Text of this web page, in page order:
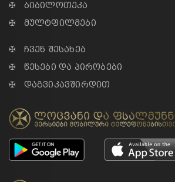
✠ ბიბილოთეკა
✠ მულტფილმები
✠ ჩვენ შესახებ
✠ წესები და პირობები
✠ დაგვიკავშირდით